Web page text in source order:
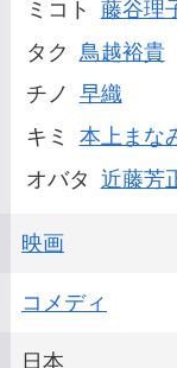
ミコト
藤谷理
タク
鳥越裕貴
チノ 早織
キミ
本上まな
オバタ 近藤芳
映画
コメディ
日本